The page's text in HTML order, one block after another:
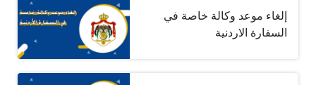
إلغاء موعد وكالة خاصة في
السفارة الاردنية